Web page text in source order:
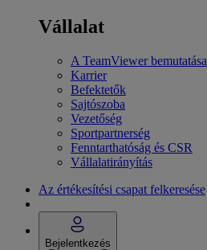
Vállalat
A TeamViewer bemutatása
Karrier
Befektetők
Sajtószoba
Vezetőség
Sportpartnerség
Fenntarthatóság és CSR
Vállalatirányítás
Az értékesítési csapat felkeresése
Bejelentkezés